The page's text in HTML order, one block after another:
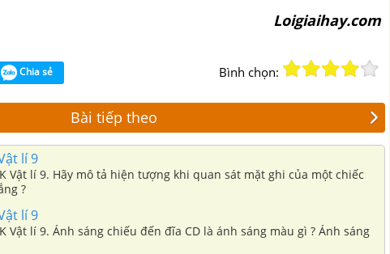
Loigiaihay.com
Chia sẻ Bình chọn:
Bài tiếp theo
lí 9
Vật lí 9. Hãy mô tả hiện tượng khi quan sát mặt ghi của một chiếc
?
lí 9
Vật lí 9. Ánh sáng chiếu đến đĩa CD là ánh sáng màu gì ? Ánh sáng